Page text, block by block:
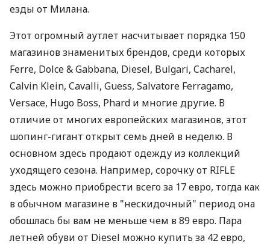
езды от Милана.
Этот огромный аутлет насчитывает порядка 150
магазинов знаменитых брендов, среди которых
Ferre, Dolce & Gabbana, Diesel, Bulgari, Cacharel,
Calvin Klein, Cavalli, Guess, Salvatore Ferragamo,
Versace, Hugo Boss, Phard и многие другие. В
отличие от многих европейских магазинов, этот
шопинг-гигант открыт семь дней в неделю. В
основном здесь продают одежду из коллекций
уходящего сезона. Например, сорочку от RIFLE
здесь можно приобрести всего за 17 евро, тогда как
в обычном магазине в "нескидочный" период она
обошлась бы вам не меньше чем в 89 евро. Пара
летней обуви от Diesel можно купить за 42 евро,